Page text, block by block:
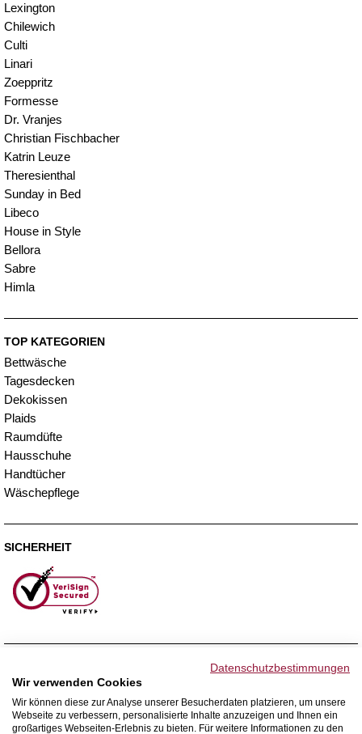
Lexington
Chilewich
Culti
Linari
Zoeppritz
Formesse
Dr. Vranjes
Christian Fischbacher
Katrin Leuze
Theresienthal
Sunday in Bed
Libeco
House in Style
Bellora
Sabre
Himla
TOP KATEGORIEN
Bettwäsche
Tagesdecken
Dekokissen
Plaids
Raumdüfte
Hausschuhe
Handtücher
Wäschepflege
SICHERHEIT
WIR VERSENDEN MIT
Datenschutzbestimmungen
Wir verwenden Cookies
Wir können diese zur Analyse unserer Besucherdaten platzieren, um unsere
Webseite zu verbessern, personalisierte Inhalte anzuzeigen und Ihnen ein
großartiges Webseiten-Erlebnis zu bieten. Für weitere Informationen zu den